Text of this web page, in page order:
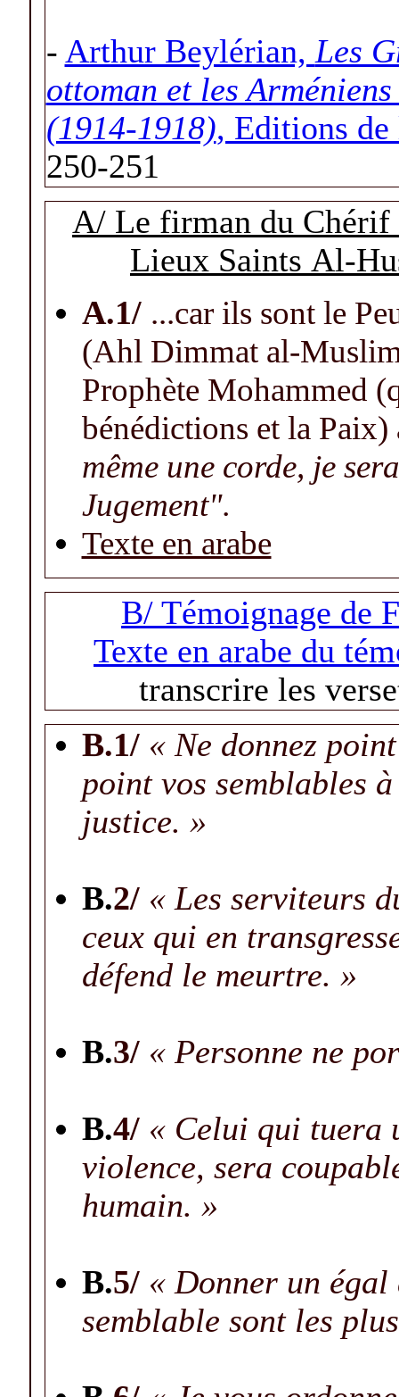
- Arthur Beylérian, Les
ottoman et les
(1914-1918), Editions de
250-251
A/ Le firman du Chérif
Lieux Saints Al-
A.1/ ...car ils sont le
(Ahl Dimmat al-
Prophète Mohammed
bénédictions et la
même une corde, je
Jugement".
Texte en arabe
B/ Témoignage de
Texte en arabe du
transcrire les
B.1/ « Ne donnez
point vos semblables
justice. »
B.2/ « Les serviteurs
ceux qui en
défend le meurtre. »
B.3/ « Personne ne
B.4/ « Celui qui tuera
violence, sera
humain. »
B.5/ « Donner un
semblable sont les